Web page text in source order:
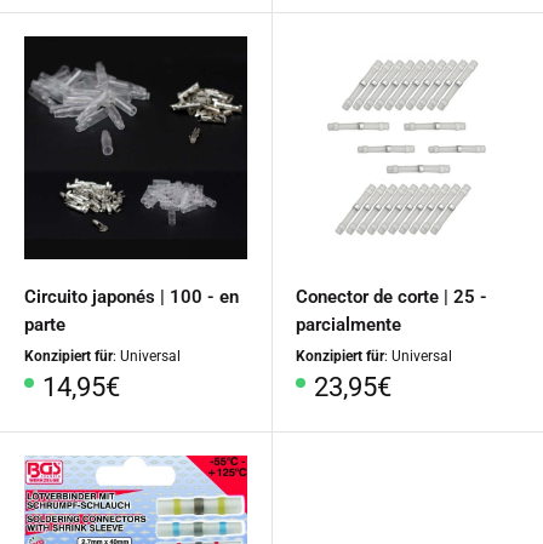
Circuito japonés | 100 - en
parte
Konzipiert für: Universal
Precio
14,95€
Conector de corte | 25 -
parcialmente
Konzipiert für: Universal
Precio
23,95€